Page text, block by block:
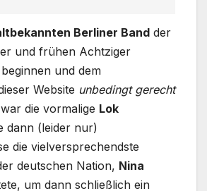
Berliner Band der
und frühen Achtziger
und dem
Website unbedingt gerecht
die vormalige Lok
dann (leider nur)
die vielversprechendste
deutschen Nation, Nina
um dann schließlich ein